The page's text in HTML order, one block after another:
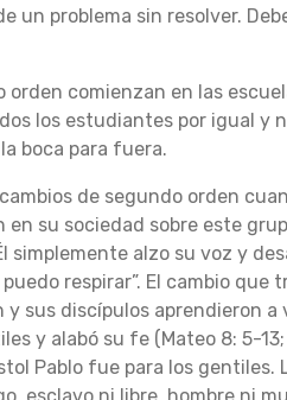
un problema sin resolver.
orden comienzan en las
los estudiantes por igual y
boca para fuera.
de segundo orden
su sociedad sobre este
simplemente alzo su voz y
respirar”. El cambio
y sus discípulos aprendieron
y alabó su fe (Mateo 8: 5-
Pablo fue para los
esclavo ni libre, hombre ni